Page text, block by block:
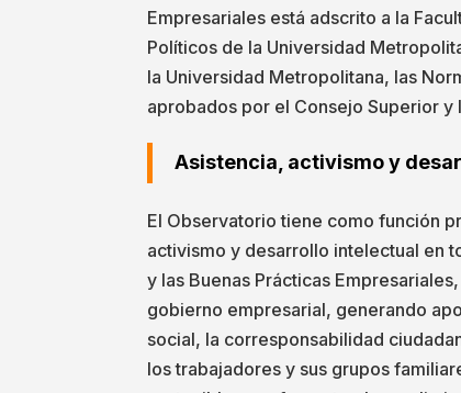
Empresariales está adscrito a la
Políticos de la Universidad
la Universidad Metropolitana, las
aprobados por el Consejo Superior y
Asistencia, activismo y
El Observatorio tiene como función
activismo y desarrollo intelectual en
y las Buenas Prácticas
gobierno empresarial, generando
social, la corresponsabilidad
los trabajadores y sus grupos